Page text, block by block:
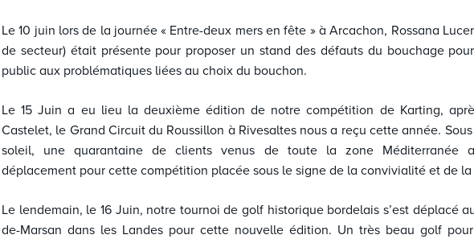
Le 10 juin lors de la journée « Entre-deux mers en fête » à Arcachon, Rossana
de secteur) était présente pour proposer un stand des défauts du bouchage
public aux problématiques liées au choix du bouchon.
Le 15 Juin a eu lieu la deuxième édition de notre compétition de Karting,
Castelet, le Grand Circuit du Roussillon à Rivesaltes nous a reçu cette année.
soleil, une quarantaine de clients venus de toute la zone Méditerranée
déplacement pour cette compétition placée sous le signe de la convivialité et de
Le lendemain, le 16 Juin, notre tournoi de golf historique bordelais s’est déplacé
de-Marsan dans les Landes pour cette nouvelle édition. Un très beau golf